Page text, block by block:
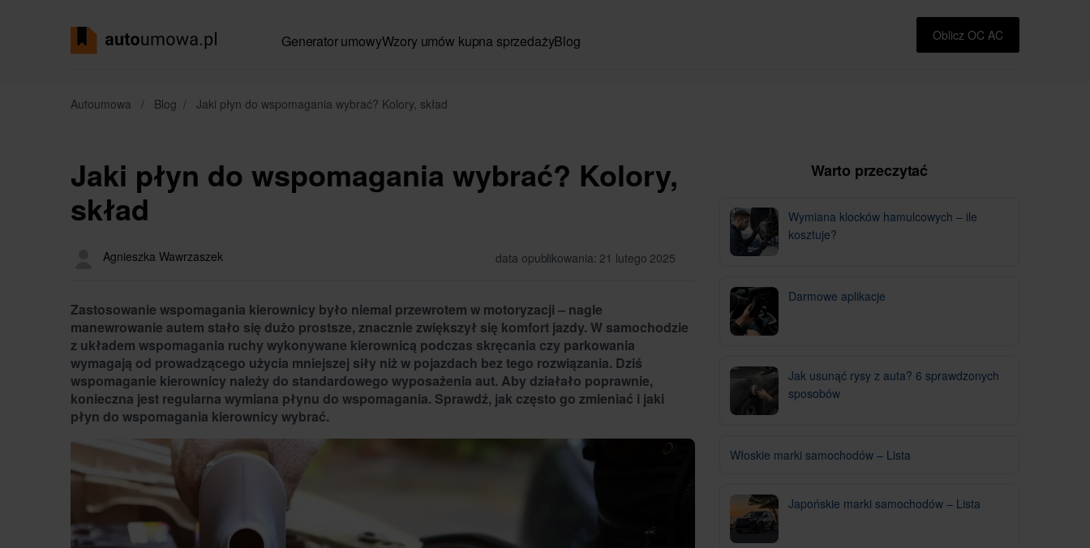
Generator umowyWzory umów kupna sprzedażyBlog Oblicz OC AC
Autoumowa / Blog / Jaki płyn do wspomagania wybrać? Kolory, skład
Jaki płyn do wspomagania wybrać? Kolory,
skład
Agnieszka Wawrzaszek data opublikowania: 21 lutego 2025
Zastosowanie wspomagania kierownicy było niemal przewrotem w motoryzacji – nagle
manewrowanie autem stało się dużo prostsze, znacznie zwiększył się komfort jazdy. W samochodzie
z układem wspomagania ruchy wykonywane kierownicą podczas skręcania czy parkowania
wymagają od prowadzącego użycia mniejszej siły niż w pojazdach bez tego rozwiązania. Dziś
wspomaganie kierownicy należy do standardowego wyposażenia aut. Aby działało poprawnie,
konieczna jest regularna wymiana płynu do wspomagania. Sprawdź, jak często go zmieniać i jaki
płyn do wspomagania kierownicy wybrać.
Warto przeczytać
Wymiana klocków hamulcowych – ile
kosztuje?
Darmowe aplikacje
Jak usunąć rysy z auta? 6 sprawdzonych
sposobów
Włoskie marki samochodów – Lista
Japońskie marki samochodów – Lista